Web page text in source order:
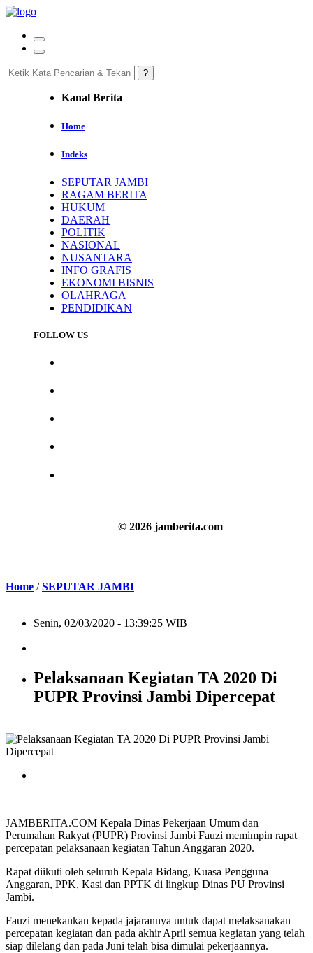
Kanal Berita
Home
Indeks
SEPUTAR JAMBI
RAGAM BERITA
HUKUM
DAERAH
POLITIK
NASIONAL
NUSANTARA
INFO GRAFIS
EKONOMI BISNIS
OLAHRAGA
PENDIDIKAN
FOLLOW US
© 2026 jamberita.com
Home /SEPUTAR JAMBI
Senin, 02/03/2020 - 13:39:25 WIB
Pelaksanaan Kegiatan TA 2020 Di
PUPR Provinsi Jambi Dipercepat
JAMBERITA.COM Kepala Dinas Pekerjaan Umum dan
Perumahan Rakyat (PUPR) Provinsi Jambi Fauzi memimpin rapat
percepatan pelaksanaan kegiatan Tahun Anggaran 2020.
Rapat diikuti oleh seluruh Kepala Bidang, Kuasa Pengguna
Anggaran, PPK, Kasi dan PPTK di lingkup Dinas PU Provinsi
Jambi.
Fauzi menekankan kepada jajarannya untuk dapat melaksanakan
percepatan kegiatan dan pada akhir April semua kegiatan yang telah
siap dilelang dan pada Juni telah bisa dimulai pekerjaannya.